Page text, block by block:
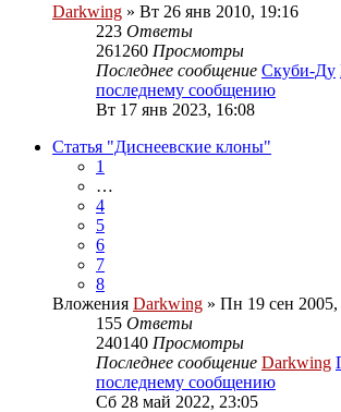
Darkwing » Вт 26 янв 2010, 19:16
223 Ответы
261260 Просмотры
Последнее сообщение Скуби-Ду
последнему сообщению
Вт 17 янв 2023, 16:08
Статья "Диснеевские клоны"
1
…
4
5
6
7
8
Вложения Darkwing » Пн 19 сен 2005,
155 Ответы
240140 Просмотры
Последнее сообщение Darkwing
последнему сообщению
Сб 28 май 2022, 23:05